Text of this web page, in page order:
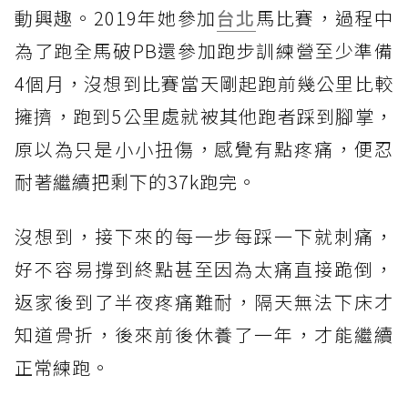
動興趣。2019年她參加台北馬比賽，過程中
為了跑全馬破PB還參加跑步訓練營至少準備
4個月，沒想到比賽當天剛起跑前幾公里比較
擁擠，跑到5公里處就被其他跑者踩到腳掌，
原以為只是小小扭傷，感覺有點疼痛，便忍
耐著繼續把剩下的37k跑完。
沒想到，接下來的每一步每踩一下就刺痛，
好不容易撐到終點甚至因為太痛直接跪倒，
返家後到了半夜疼痛難耐，隔天無法下床才
知道骨折，後來前後休養了一年，才能繼續
正常練跑。